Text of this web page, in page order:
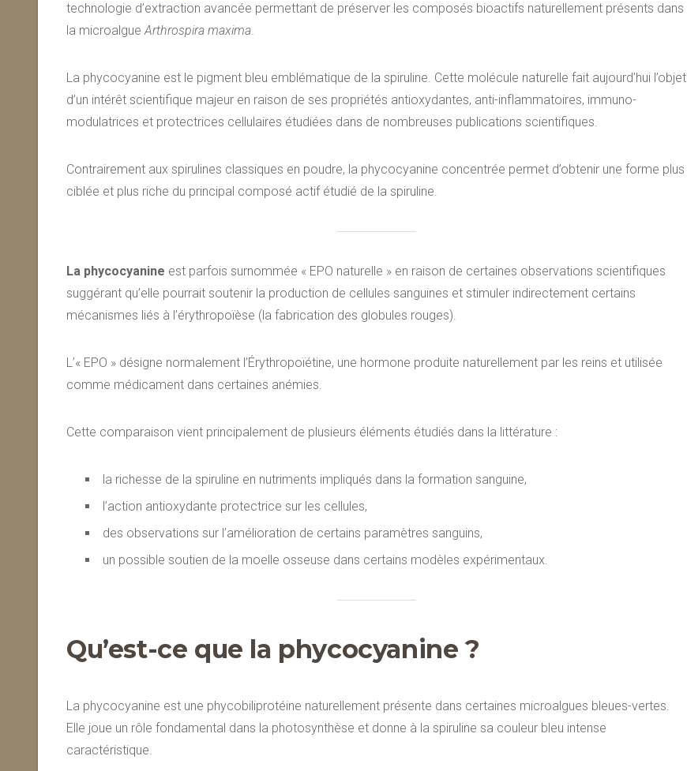
technologie d’extraction avancée permettant de préserver les composés bioactifs naturellement présents dans
la microalgueArthrospira maxima.
La phycocyanine est le pigment bleu emblématique de la spiruline. Cette molécule naturelle fait aujourd’hui l’objet
d’un intérêt scientifique majeur en raison de ses propriétés antioxydantes, anti-inflammatoires, immuno-
modulatrices et protectrices cellulaires étudiées dans de nombreuses publications scientifiques.
Contrairement aux spirulines classiques en poudre, la phycocyanine concentrée permet d’obtenir une forme plus
ciblée et plus riche du principal composé actif étudié de la spiruline.
La phycocyanine est parfois surnommée « EPO naturelle » en raison de certaines observations scientifiques
suggérant qu’elle pourrait soutenir la production de cellules sanguines et stimuler indirectement certains
mécanismes liés à l’érythropoïèse (la fabrication des globules rouges).
L’« EPO » désigne normalement l’Érythropoïétine, une hormone produite naturellement par les reins et utilisée
comme médicament dans certaines anémies.
Cette comparaison vient principalement de plusieurs éléments étudiés dans la littérature :
la richesse de la spiruline en nutriments impliqués dans la formation sanguine,
l’action antioxydante protectrice sur les cellules,
des observations sur l’amélioration de certains paramètres sanguins,
un possible soutien de la moelle osseuse dans certains modèles expérimentaux.
Qu’est-ce que la phycocyanine ?
La phycocyanine est une phycobiliprotéine naturellement présente dans certaines microalgues bleues-vertes.
Elle joue un rôle fondamental dans la photosynthèse et donne à la spiruline sa couleur bleu intense
caractéristique.